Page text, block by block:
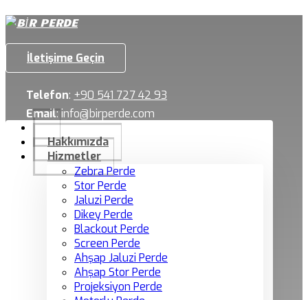
İletişime Geçin
Telefon: +90 541 727 42 93
Email:info@birperde.com
Hakkımızda
Hizmetler
Zebra Perde
Stor Perde
Jaluzi Perde
Dikey Perde
Blackout Perde
Screen Perde
Ahşap Jaluzi Perde
Ahşap Stor Perde
Projeksiyon Perde